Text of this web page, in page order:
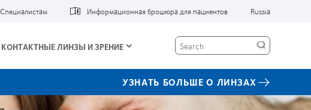
Специалистам Информационная брошюра для пациентов Russia
КОНТАКТНЫЕ ЛИНЗЫ И ЗРЕНИЕ Search
УЗНАТЬ БОЛЬШЕ О ЛИНЗАХ